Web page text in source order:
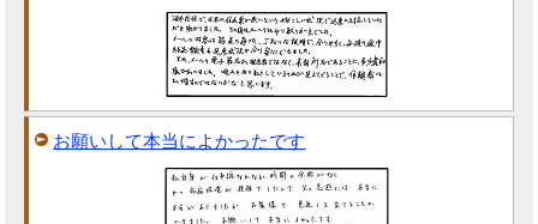
お願いして本当によかったです